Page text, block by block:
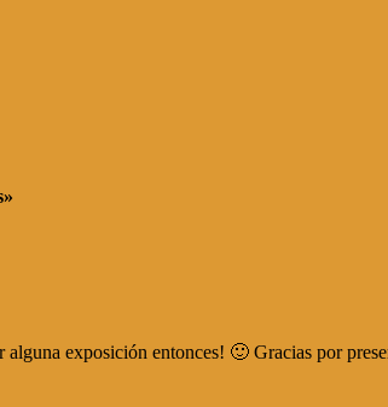
exposición entonces! 🙂 Gracias por